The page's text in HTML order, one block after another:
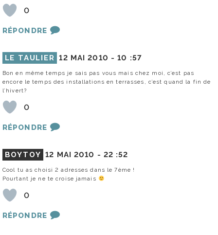
0
RÉPONDRE
LE TAULIER 12 MAI 2010 -10 :57
Bon en même temps je sais pas vous mais chez moi, c’est pas
encore le temps des installations en terrasses, c’est quand la fin de
l’hivert?
0
RÉPONDRE
BOYTOY 12 MAI 2010 - 22 :52
Cool tu as choisi 2 adresses dans le 7ème !
Pourtant je ne te croise jamais
0
RÉPONDRE